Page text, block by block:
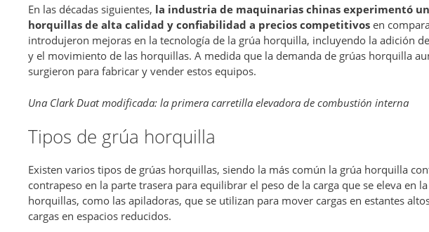
En las décadas siguientes, la industria de maquinarias chinas experimentó
horquillas de alta calidad y confiabilidad a precios competitivos en
introdujeron mejoras en la tecnología de la grúa horquilla, incluyendo la adición
y el movimiento de las horquillas. A medida que la demanda de grúas horquilla
surgieron para fabricar y vender estos equipos.
Una Clark Duat modificada: la primera carretilla elevadora de combustión interna
Tipos de grúa horquilla
Existen varios tipos de grúas horquillas, siendo la más común la grúa horquilla
contrapeso en la parte trasera para equilibrar el peso de la carga que se eleva en
horquillas, como las apiladoras, que se utilizan para mover cargas en estantes
cargas en espacios reducidos.